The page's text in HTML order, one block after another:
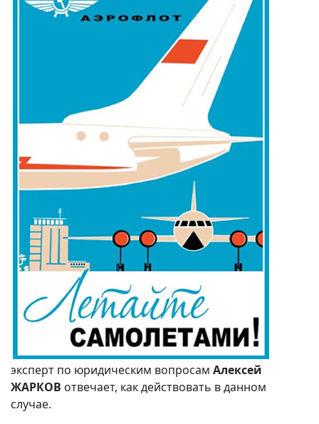
эксперт по юридическим вопросам Алексей
ЖАРКОВ отвечает, как действовать в данном
случае.